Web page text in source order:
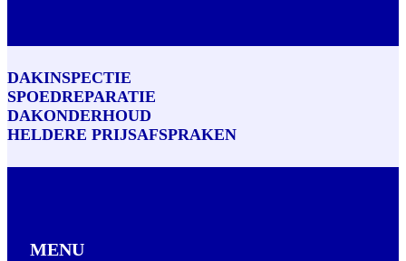
DAKINSPECTIE
SPOEDREPARATIE
DAKONDERHOUD
HELDERE PRIJSAFSPRAKEN
MENU